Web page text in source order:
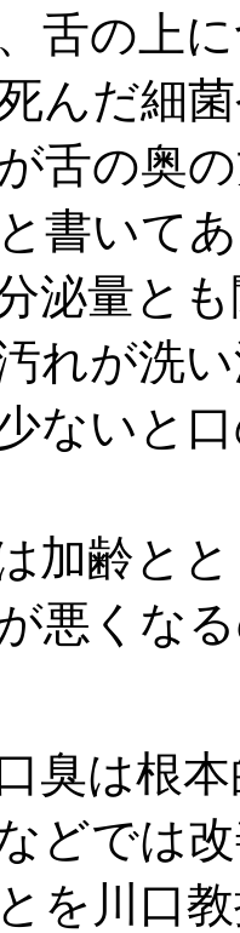
舌の上
んだ細
舌の奥
書いて
泌量と
れが洗
ないと
加齢と
悪くな
臭は根
どでは
を川口